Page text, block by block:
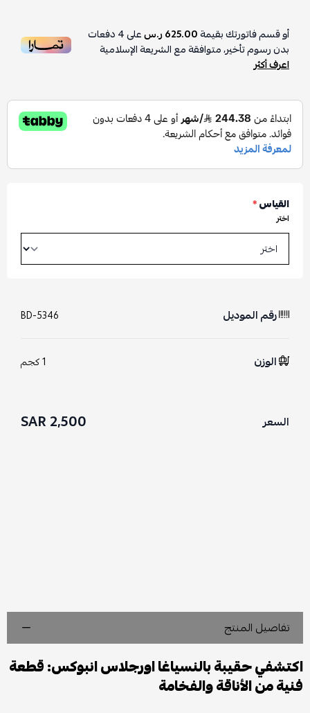
أو قسم فاتورتك بقيمة625.00 ر.س على4دفعات
بدون رسوم تأخير، متوافقة مع الشريعة الإسلامية
اعرف أكثر
القياس*
اختر
رقم الموديل BD-5346
الوزن 1 كجم
السعر 2,500 SAR
تفاصيل المنتج
اكتشفي حقيبة بالنسياغا اورجلاس انبوكس: قطعة
فنية من الأناقة والفخامة